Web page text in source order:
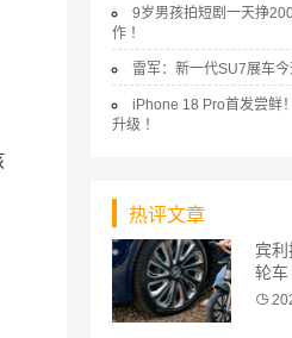
9岁男孩拍短剧一天挣
作 ！
雷军：新一代SU7展车今
iPhone 18 Pro首发尝鲜
升级 ！
热评文章
宾
轮车